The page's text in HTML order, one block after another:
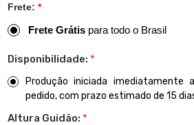
Frete: *
Frete Grátis para todo o Brasil
Disponibilidade: *
Produção iniciada imediatamente
pedido, com prazo estimado de 15
Altura Guidão: *